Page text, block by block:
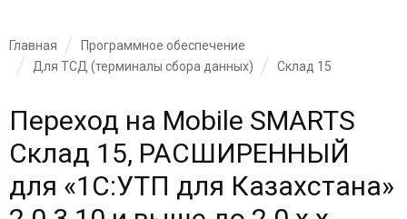
Главная
Программное обеспечение
Для ТСД (терминалы сбора данных)
Склад 15
Переход на Mobile SMARTS
Склад 15, РАСШИРЕННЫЙ
для «1С:УТП для Казахстана»